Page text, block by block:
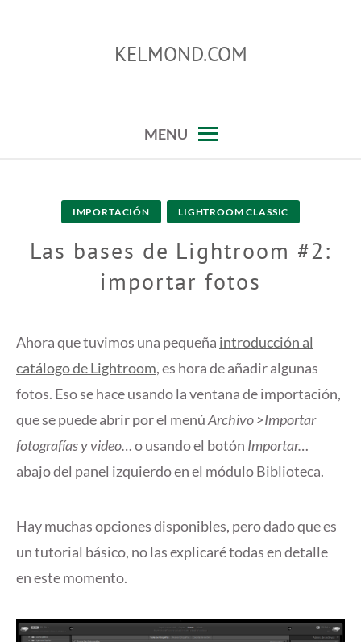
KELMOND.COM
MENU
IMPORTACIÓN LIGHTROOM CLASSIC
Las bases de Lightroom #2:
importar fotos
Ahora que tuvimos una pequeña introducción al
catálogo de Lightroom, es hora de añadir algunas
fotos. Eso se hace usando la ventana de importación,
que se puede abrir por el menúArchivo >Importar
fotografías y video…o usando el botón Importar…
abajo del panel izquierdo en el módulo Biblioteca.
Hay muchas opciones disponibles, pero dado que es
un tutorial básico, no las explicaré todas en detalle
en este momento.